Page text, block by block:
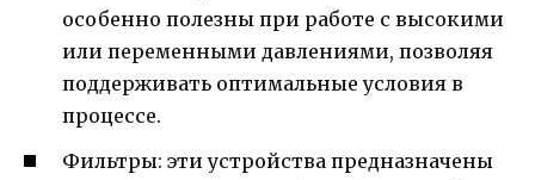
особенно полезны при работе с высокими
или переменными давлениями, позволяя
поддерживать оптимальные условия в
процессе.
Фильтры: эти устройства предназначены